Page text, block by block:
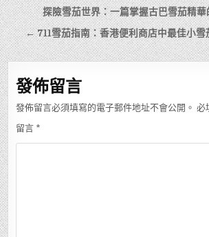
文
章
導
覽
探險雪茄世界：一篇掌握古巴雪茄精
← 711雪茄指南：香港便利商店中最佳小雪
發佈留言
發佈留言必須填寫的電子郵件地址不會公開。 必
留言 *